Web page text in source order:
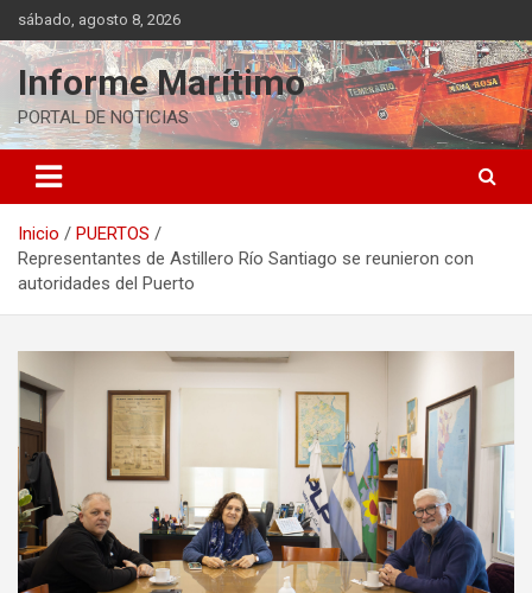
Saltar
al
contenido
sábado, agosto 8, 2026
Informe Marítimo
PORTAL DE NOTICIAS
Inicio
PUERTOS
Representantes de Astillero Río Santiago se reunieron con
autoridades del Puerto